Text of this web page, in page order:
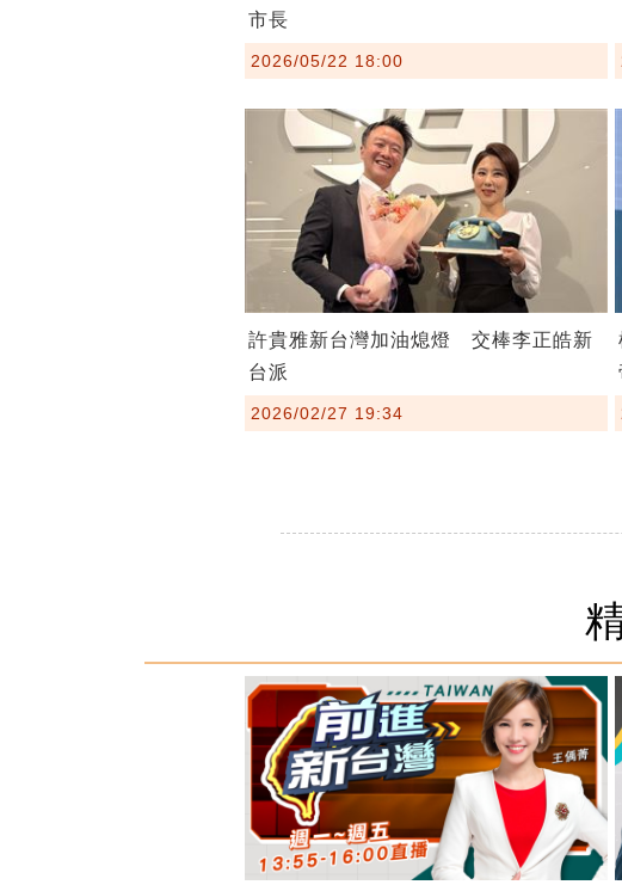
市長
2026/05/22 18:00
許貴雅新台灣加油熄燈 交棒李正皓新
台派
2026/02/27 19:34